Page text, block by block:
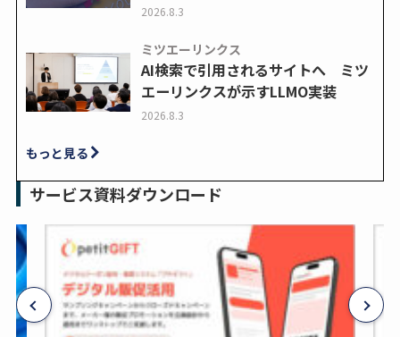
2026.8.3
ミツエーリンクス
AI検索で引用されるサイトへ ミツ
エーリンクスが示すLLMO実装
2026.8.3
もっと見る
サービス資料ダウンロード